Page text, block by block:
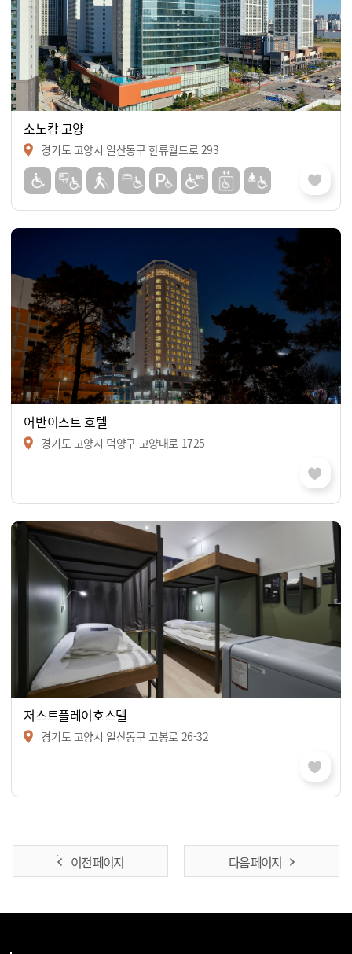
소노캄 고양
경기도 고양시 일산동구 한류월드로 293
어반이스트 호텔
경기도 고양시 덕양구 고양대로 1725
저스트플레이호스텔
경기도 고양시 일산동구 고봉로 26-32
이전 페이지 다음 페이지